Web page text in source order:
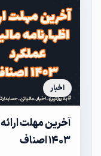
اخبار
آخرین مهلت
۱۴۰۳ اصناف